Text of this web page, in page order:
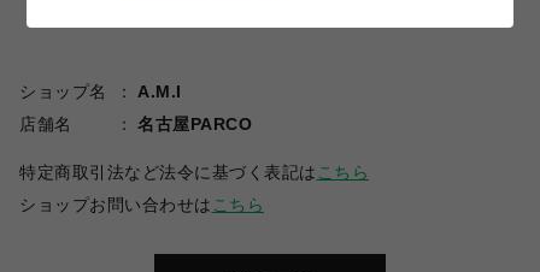
ショップ名
A.M.I
店舗名
名古屋PARCO
特定商取引法など法令に基づく表記は こちら
ショップお問い合わせは こちら